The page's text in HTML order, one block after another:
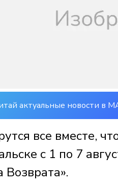
актуальные новости в
все вместе,
с 1 по 7
Возврата».